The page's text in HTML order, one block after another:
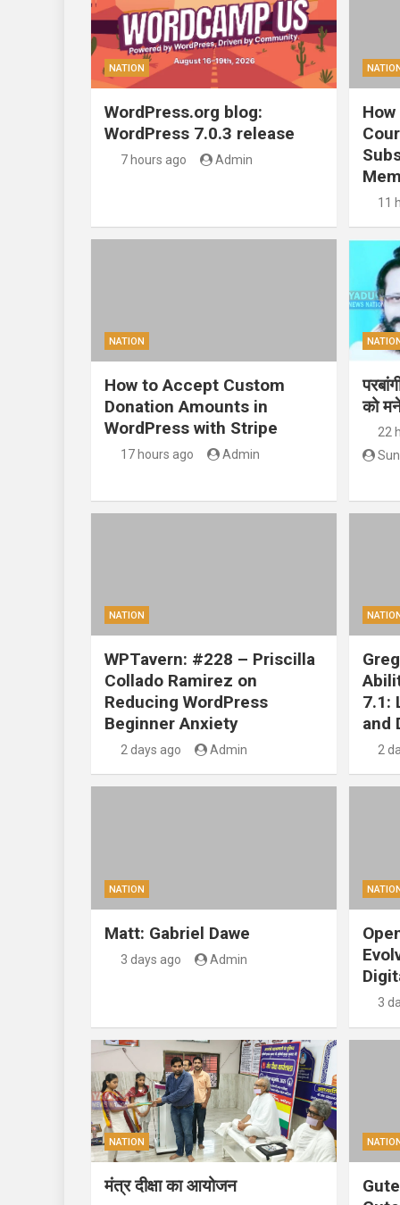
NATION
WordPress.org blog:
WordPress 7.0.3 release
7 hours ago Admin
11
NATION
How to Accept Custom
Donation Amounts in
WordPress with Stripe
17 hours ago Admin
को
22
NATION
WPTavern: #228 – Priscilla
Collado Ramirez on
Reducing WordPress
Beginner Anxiety
2 days ago Admin
7.1:
and
2
NATION
Matt: Gabriel Dawe
3 days ago Admin
3
NATION
मंत्र दीक्षा का आयोजन